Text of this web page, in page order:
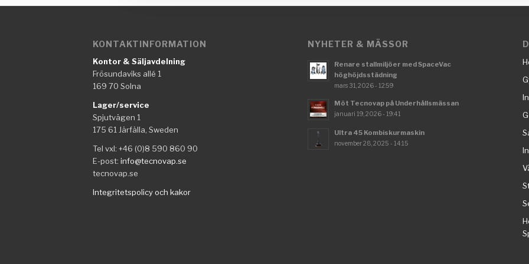
KONTAKTINFORMATION
Kontor & Säljavdelning
Frösundaviks allé 1
169 70 Solna
Lager/service
Spjutvägen 1
175 61 Järfälla, Sweden
Tel vxl: +46 (0)8 590 860 90
E-post: info@tecnovap.se
tecnovap.se
Integritetspolicy och kakor
NYHETER & MÄSSOR
Renare stallmiljöer med SpaceVac
höghöjdsstädning
mars 31, 2026 - 12:59
Möt Tecnovap på Underhållsmässan
januari 19, 2026 - 19:41
Ultra 45 Kombiskurmaskin
november 28, 2025 - 14:15